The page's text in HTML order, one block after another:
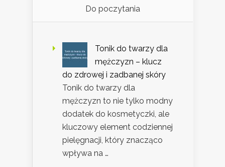
Do poczytania
Tonik do twarzy dla
mężczyzn – klucz
do zdrowej i zadbanej skóry
Tonik do twarzy dla
mężczyzn to nie tylko modny
dodatek do kosmetyczki, ale
kluczowy element codziennej
pielęgnacji, który znacząco
wpływa na …